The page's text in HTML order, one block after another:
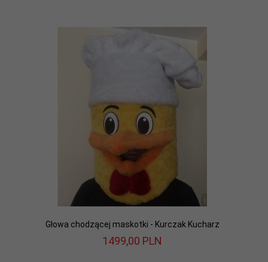
Głowa chodzącej maskotki - Kurczak Kucharz
1499,00 PLN